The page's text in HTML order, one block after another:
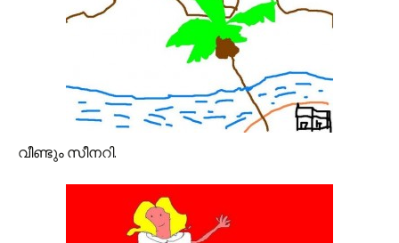
വീണ്ടും സീനറി.